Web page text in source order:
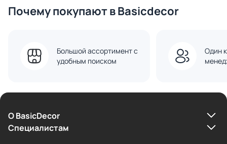
Почему покупают в Basicdecor
Большой ассортимент с
удобным поиском
Один
О BasicDecor
Cпециалистам